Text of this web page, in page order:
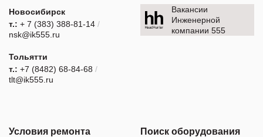
Новосибирск
т.: + 7 (383) 388-81-14 /
nsk@ik555.ru
Тольятти
т.: +7 (8482) 68-84-68 /
tlt@ik555.ru
Вакансии
Инженерной
компании 555
Условия ремонта Поиск оборудования